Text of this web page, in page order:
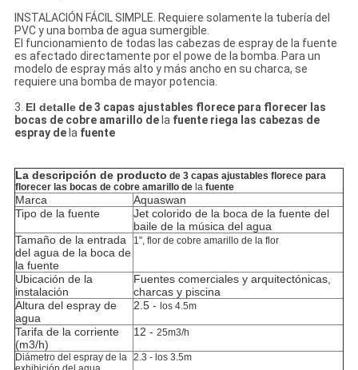
INSTALACIÓN FÁCIL SIMPLE. Requiere solamente la tubería del
PVC y una bomba de agua sumergible.
El funcionamiento de todas las cabezas de espray de la fuente
es afectado directamente por el powe de la bomba. Para un
modelo de espray más alto y más ancho en su charca, se
requiere una bomba de mayor potencia.
3. El detallede 3 capas ajustables florece para florecer las
bocas de cobre amarillo dela fuente riega las cabezas de
espray dela fuente
La descripción de producto de 3 capas ajustables florece para
florecer las bocas de cobre amarillo dela fuente
Marca
Aquaswan
Tipo de la fuente
Jet colorido de la boca de la fuente del
baile de la música del agua
Tamaño de la entrada
del agua de la boca de
la fuente
1", flor de cobre amarillo de la flor
Ubicación de la
instalación
Fuentes comerciales y arquitectónicas,
charcas y piscina
Altura del espray de
agua
2.5 - los 4.5m
Tarifa de la corriente
(m3/h)
12 - 25m3/h
Diámetro del espray de la 2.3 - los 3.5m